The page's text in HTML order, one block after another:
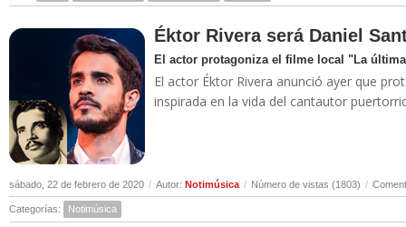
Éktor Rivera será Daniel
El actor protagoniza el filme local "La
El actor Éktor Rivera anunció ayer que
inspirada en la vida del cantautor
sábado, 22 de febrero de 2020 / Autor: Notimúsica / Número de vistas (1803) /
Categorías: Notimúsica